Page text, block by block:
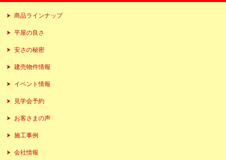
商品ラインナップ
平屋の良さ
安さの秘密
建売物件情報
イベント情報
見学会予約
お客さまの声
施工事例
会社情報